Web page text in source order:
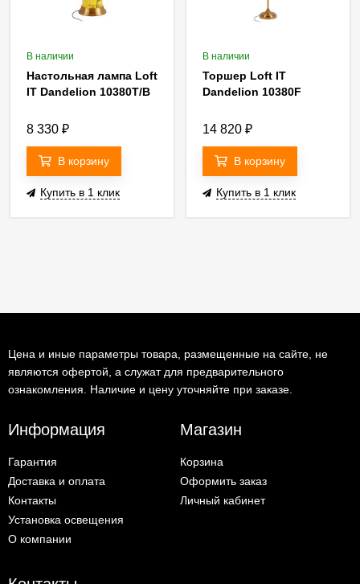
В наличии
Настольная лампа Loft
IT Dandelion 10380T/B
8 330 ₽
В корзину
Купить в 1 клик
В наличии
Торшер Loft IT
Dandelion 10380F
14 820 ₽
В корзину
Купить в 1 клик
Цена и иные параметры товара, размещенные на сайте, не
являются офертой, а служат для предварительного
ознакомления. Наличие и цену уточняйте при заказе.
Информация
Гарантия
Доставка и оплата
Контакты
Установка освещения
О компании
Магазин
Корзина
Оформить заказ
Личный кабинет